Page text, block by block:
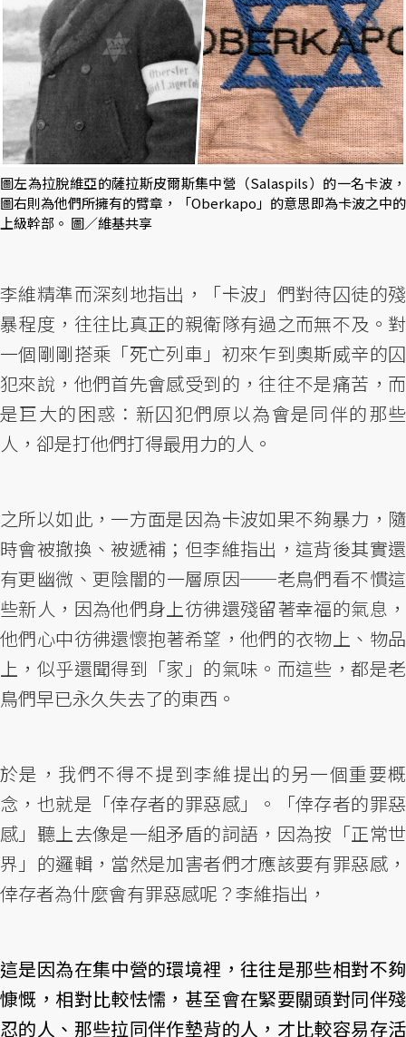
圖左為拉脫維亞的薩拉斯皮爾斯集中營（Salaspils）的一名卡波，
圖右則為他們所擁有的臂章，「Oberkapo」的意思即為卡波之中的
上級幹部。 圖／維基共享
李維精準而深刻地指出，「卡波」們對待囚徒的殘
暴程度，往往比真正的親衛隊有過之而無不及。對
一個剛剛搭乘「死亡列車」初來乍到奧斯威辛的囚
犯來說，他們首先會感受到的，往往不是痛苦，而
是巨大的困惑：新囚犯們原以為會是同伴的那些
人，卻是打他們打得最用力的人。
之所以如此，一方面是因為卡波如果不夠暴力，隨
時會被撤換、被遞補；但李維指出，這背後其實還
有更幽微、更陰闇的一層原因──老鳥們看不慣這
些新人，因為他們身上彷彿還殘留著幸福的氣息，
他們心中彷彿還懷抱著希望，他們的衣物上、物品
上，似乎還聞得到「家」的氣味。而這些，都是老
鳥們早已永久失去了的東西。
於是，我們不得不提到李維提出的另一個重要概
念，也就是「倖存者的罪惡感」。「倖存者的罪惡
感」聽上去像是一組矛盾的詞語，因為按「正常世
界」的邏輯，當然是加害者們才應該要有罪惡感，
倖存者為什麼會有罪惡感呢？李維指出，
這是因為在集中營的環境裡，往往是那些相對不夠
慷慨，相對比較怯懦，甚至會在緊要關頭對同伴殘
忍的人、那些拉同伴作墊背的人，才比較容易存活